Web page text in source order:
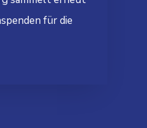
für die